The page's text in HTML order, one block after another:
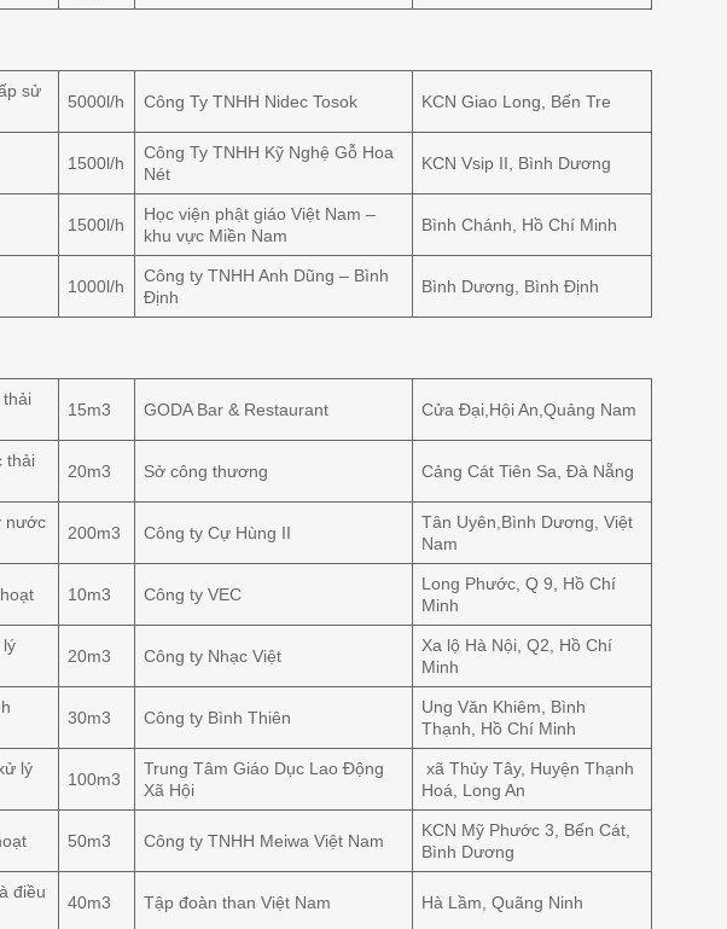
sử
5000l/h Công Ty TNHH Nidec Tosok KCN Giao Long, Bến Tre
1500l/h
Công Ty TNHH Kỹ Nghệ Gỗ Hoa
Nét
KCN Vsip II, Bình Dương
1500l/h
Học viện phật giáo Việt Nam –
khu vực Miền Nam
Bình Chánh, Hồ Chí Minh
1000l/h
Công ty TNHH Anh Dũng – Bình
Định
Bình Dương, Bình Định
15m3 GODA Bar & Restaurant Cửa Đại,Hội An,Quảng Nam
thải
20m3 Sở công thương Cảng Cát Tiên Sa, Đà Nẵng
nước
200m3 Công ty Cự Hùng II
Tân Uyên,Bình Dương, Việt
Nam
10m3 Công ty VEC
Long Phước, Q 9, Hồ Chí
Minh
lý
20m3 Công ty Nhạc Việt
Xa lộ Hà Nội, Q2, Hồ Chí
Minh
30m3 Công ty Bình Thiên
Ung Văn Khiêm, Bình
Thạnh, Hồ Chí Minh
lý
100m3
Trung Tâm Giáo Dục Lao Động
Xã Hội
xã Thủy Tây, Huyện Thạnh
Hoá, Long An
50m3 Công ty TNHH Meiwa Việt Nam
KCN Mỹ Phước 3, Bến Cát,
Bình Dương
điều
40m3 Tập đoàn than Việt Nam Hà Lầm, Quãng Ninh